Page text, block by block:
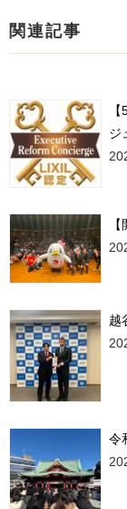
関連記事
ジ
越
令